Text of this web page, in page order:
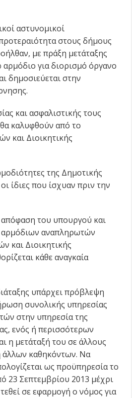
αστυνομικοί
στους δήμους
με πράξη μετάταξης
αρμόδιο για διορισμό όργανο
δημοσιεύεται στην
και ασφαλιστικής τους
καλυφθούν από το
και Διοικητικής
της Δημοτικής
ίδιες που ίσχυαν πριν την
του υπουργού και
αναπληρωτών
και Διοικητικής
κάθε αναγκαία
υπάρχει πρόβλεψη
συνολικής υπηρεσίας
στην υπηρεσία της
ενός ή περισσότερων
η μετάταξή του σε άλλους
άλλων καθηκόντων. Να
ως προϋπηρεσία το
23 Σεπτεμβρίου 2013 μέχρι
σε εφαρμογή ο νόμος για